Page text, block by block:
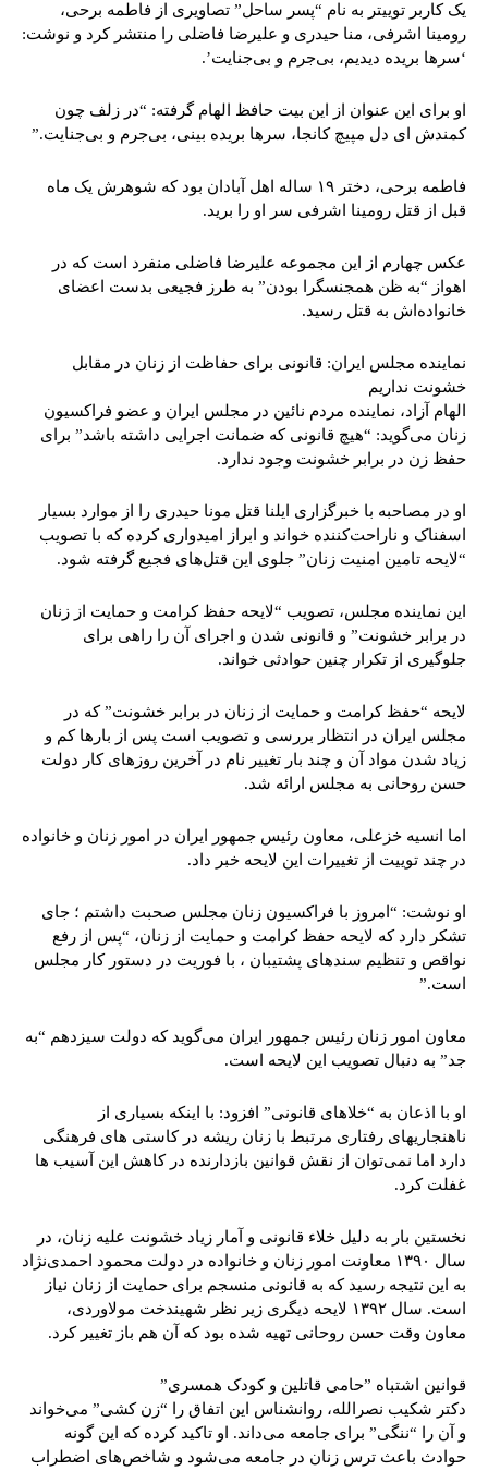
یک کاربر توییتر به نام “پسر ساحل” تصاویری از فاطمه برحی،
رومینا اشرفی، منا حیدری و علیرضا فاضلی را منتشر کرد و نوشت:
‘سرها بریده دیدیم، بی‌جرم و بی‌جنایت’.
او برای این عنوان از این بیت حافظ الهام گرفته: “در زلف چون
کمندش ای دل مپیچ کانجا، سرها بریده بینی، بی‌جرم و بی‌جنایت.”
فاطمه برحی، دختر ۱۹ ساله اهل آبادان بود که شوهرش یک ماه
قبل از قتل رومینا اشرفی سر او را برید.
عکس چهارم از این مجموعه علیرضا فاضلی منفرد است که در
اهواز “به ظن همجنسگرا بودن” به طرز فجیعی بدست اعضای
خانواده‌اش به قتل رسید.
نماینده مجلس ایران: قانونی برای حفاظت از زنان در مقابل
خشونت نداریم
الهام آزاد، نماینده مردم نائین در مجلس ایران و عضو فراکسیون
زنان می‌گوید: “هیچ قانونی که ضمانت اجرایی داشته باشد” برای
حفظ زن در برابر خشونت وجود ندارد.
او در مصاحبه با خبرگزاری ایلنا قتل مونا حیدری را از موارد بسیار
اسفناک و ناراحت‌کننده خواند و ابراز امیدواری کرده که با تصویب
“لایحه تامین امنیت زنان” جلوی این قتل‌های فجیع گرفته شود.
این نماینده مجلس، تصویب “لایحه حفظ کرامت و حمایت از زنان
در برابر خشونت” و قانونی شدن و اجرای آن را راهی برای
جلوگیری از تکرار چنین حوادثی خواند.
لایحه “حفظ کرامت و حمایت از زنان در برابر خشونت” که در
مجلس ایران در انتظار بررسی و تصویب است پس از بارها کم و
زیاد شدن مواد آن و چند بار تغییر نام در آخرین روزهای کار دولت
حسن روحانی به مجلس ارائه شد.
اما انسیه خزعلی، ‏معاون رئیس جمهور ایران در امور زنان و خانواده
در چند توییت از تغییرات این لایحه خبر داد.
او نوشت: “امروز با فراکسیون زنان مجلس صحبت داشتم ؛ جای
تشکر دارد که لایحه حفظ کرامت و حمایت از زنان، “پس از رفع
نواقص و تنظیم سندهای پشتیبان ، با فوریت در دستور کار مجلس
است.”
معاون امور زنان رئیس جمهور ایران می‌گوید که دولت سیزدهم “به
جد” به دنبال تصویب این لایحه است.
او با اذعان به “خلاهای قانونی” افزود: با اینکه بسیاری از
ناهنجاریهای رفتاری مرتبط با زنان ریشه در کاستی های فرهنگی
دارد اما نمی‌توان از نقش قوانین بازدارنده در کاهش این آسیب ها
غفلت کرد.
نخستین بار به دلیل خلاء قانونی و آمار زیاد خشونت علیه زنان، در
سال ۱۳۹۰ معاونت امور زنان و خانواده در دولت محمود احمدی‌نژاد
به این نتیجه رسید که به قانونی منسجم برای حمایت از زنان نیاز
است. سال ۱۳۹۲ لایحه دیگری زیر نظر شهیندخت مولاوردی،
معاون وقت حسن روحانی تهیه شده بود که آن هم باز تغییر کرد.
قوانین اشتباه ”حامی قاتلین و کودک همسری”
دکتر شکیب نصرالله، روانشناس این اتفاق را “زن کشی” می‌خواند
و آن را “ننگی” برای جامعه می‌داند. او تاکید کرده که این گونه
حوادث باعث ترس زنان در جامعه می‌شود و شاخص‌های اضطراب